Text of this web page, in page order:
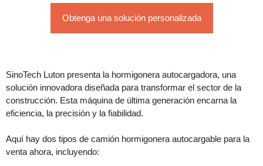
Obtenga una solución personalizada
SinoTech Luton presenta la hormigonera autocargadora, una
solución innovadora diseñada para transformar el sector de la
construcción. Esta máquina de última generación encarna la
eficiencia, la precisión y la fiabilidad.
Aquí hay dos tipos de camión hormigonera autocargable para la
venta ahora, incluyendo: